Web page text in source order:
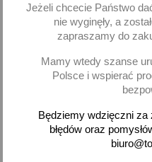
163,19 zł brutto
Pokazano
Jeżeli chcecie Państwo
nie wyginęły, a
zapraszamy do
Mamy wtedy szanse
Polsce i wspierać
Będziemy wdzięczni za
błędów oraz